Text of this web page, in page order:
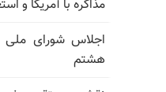
مذاکره با آمریکا و
اجلاس شورای
هشتم